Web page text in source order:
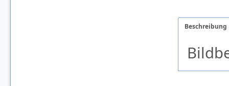
Beschreibung